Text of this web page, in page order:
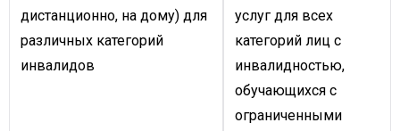
дистанционно, на дому) для
различных категорий
инвалидов
услуг для всех
категорий лиц с
инвалидностью,
обучающихся с
ограниченными